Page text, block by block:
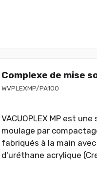
Complexe de mise
WVPLEXMP/PA100
VACUOPLEX MP est
moulage par
fabriqués à la main
d'uréthane acrylique